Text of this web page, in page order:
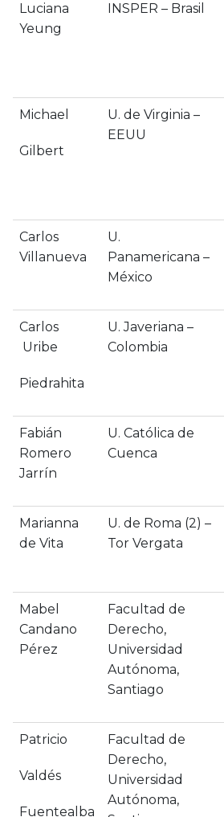
Luciana
Yeung
INSPER – Brasil
Michael
Gilbert
U. de Virginia –
EEUU
Carlos
Villanueva
U.
Panamericana –
México
Carlos
Uribe
Piedrahita
U. Javeriana –
Colombia
Fabián
Romero
Jarrín
U. Católica de
Cuenca
Marianna
de Vita
U. de Roma (2) –
Tor Vergata
Mabel
Candano
Pérez
Facultad de
Derecho,
Universidad
Autónoma,
Santiago
Patricio
Valdés
Fuentealba
Facultad de
Derecho,
Universidad
Autónoma,